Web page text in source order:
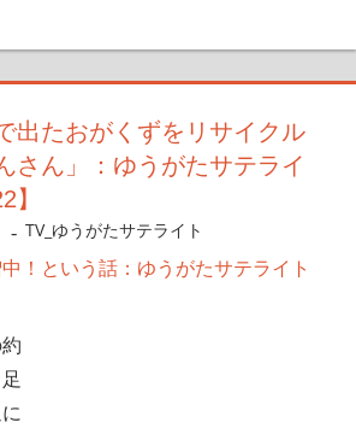
出たおがくずをリサイクル
さん」：ゆうがたサテライ
】
nanigoto
TV_ゆうがたサテライト